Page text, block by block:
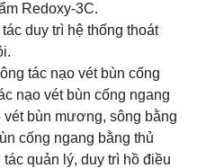
Redoxy-3C.
duy trì hệ thống thoát
tác nạo vét bùn cống
nạo vét bùn cống ngang
vét bùn mương, sông bằng
cống ngang bằng thủ
quản lý, duy trì hồ điều